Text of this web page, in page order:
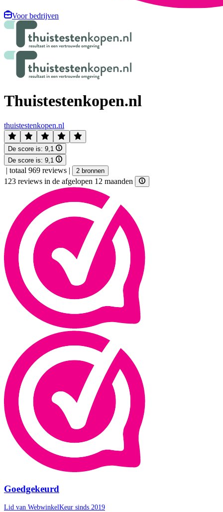
Voor bedrijven
Thuistestenkopen.nl
thuistestenkopen.nl
De score is: 9,1
De score is: 9,1
| totaal 969 reviews | 2 bronnen
123 reviews in de afgelopen 12 maanden
Goedgekeurd
Lid van WebwinkelKeur sinds 2019